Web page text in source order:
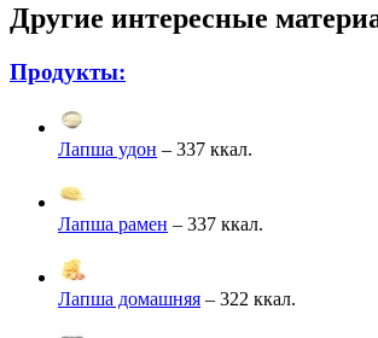
Другие интересные
Продукты:
Лапша удон – 337 ккал.
Лапша рамен – 337 ккал.
Лапша домашняя – 322 ккал.